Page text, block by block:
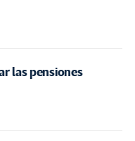
las pensiones